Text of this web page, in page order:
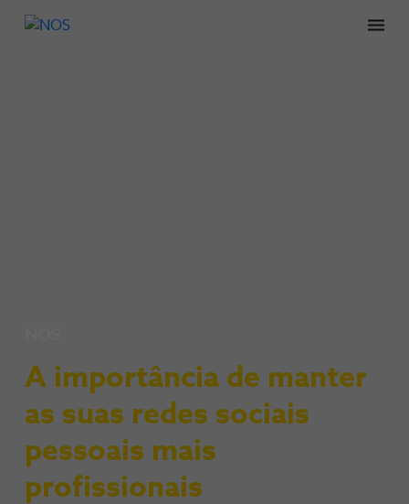
A importância de manter
as suas redes sociais
pessoais mais
profissionais